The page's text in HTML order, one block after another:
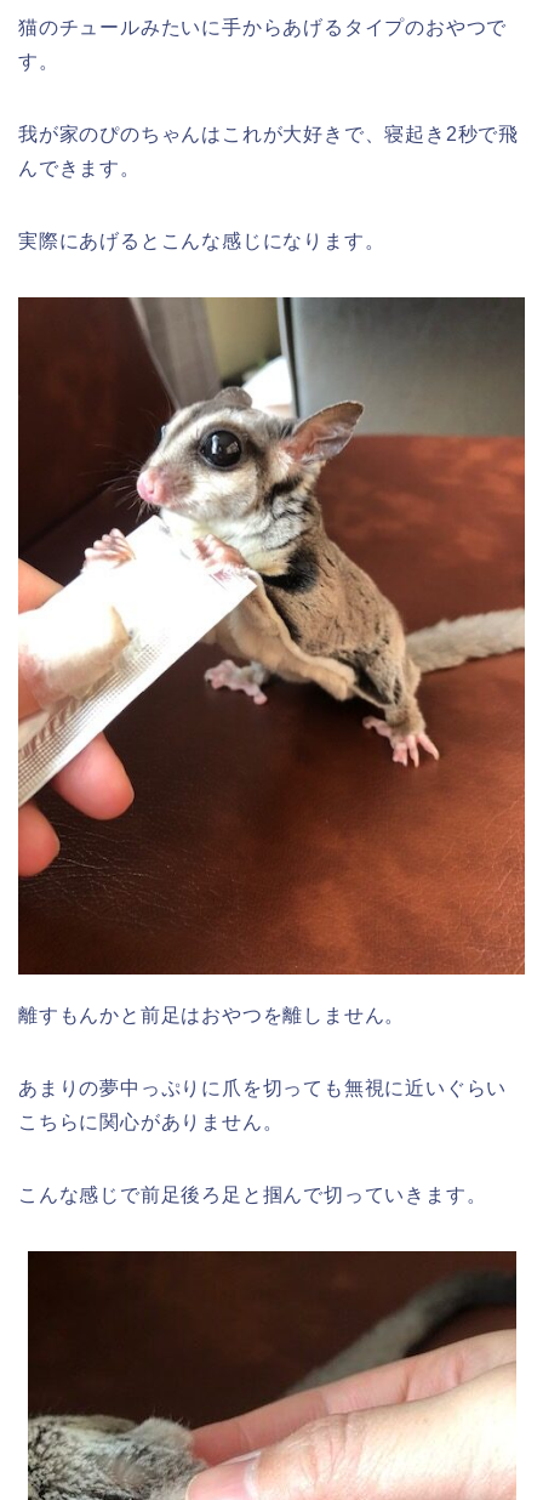
猫のチュールみたいに手からあげるタイプのおやつで
す。
我が家のぴのちゃんはこれが大好きで、寝起き2秒で飛
んできます。
実際にあげるとこんな感じになります。
離すもんかと前足はおやつを離しません。
あまりの夢中っぷりに爪を切っても無視に近いぐらい
こちらに関心がありません。
こんな感じで前足後ろ足と掴んで切っていきます。